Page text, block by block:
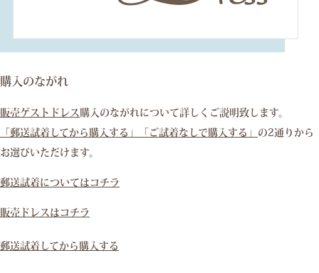
購入のながれ
販売ゲストドレス 購入のながれについて詳しくご説明致します。
「郵送試着してから購入する」
「ご試着なしで購入する」 の2通りから
お選びいただけます。
郵送試着についてはコチラ
販売ドレスはコチラ
郵送試着してから購入する